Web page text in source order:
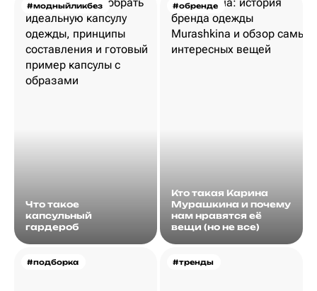
#модныйликбез
Что такое
капсульный
гардероб
#обренде
Кто такая Карина
Мурашкина и почему
нам нравятся её
вещи (но не все)
#подборка #тренды